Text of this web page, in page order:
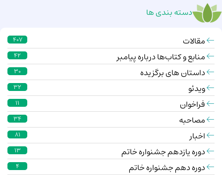
دسته بندی ها
مقالات 407
منابع و کتاب‌ها درباره پیامبر 42
داستان های برگزیده 30
ویدئو 32
فراخوان 11
مصاحبه 34
اخبار 81
دوره یازدهم جشنواره خاتم 13
دوره دهم جشنواره خاتم 4